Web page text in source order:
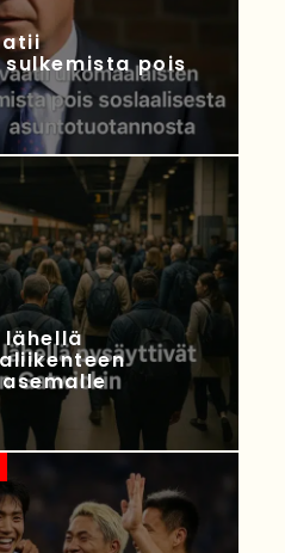
pois
lähellä